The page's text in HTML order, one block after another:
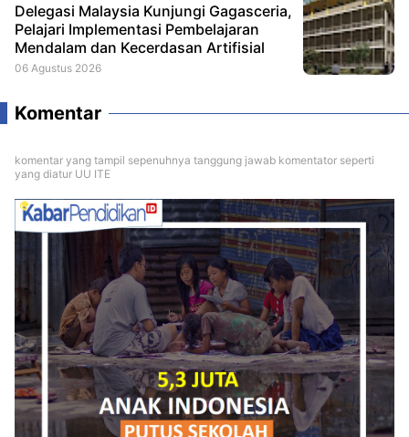
Delegasi Malaysia Kunjungi Gagasceria,
Pelajari Implementasi Pembelajaran
Mendalam dan Kecerdasan Artifisial
06 Agustus 2026
Komentar
komentar yang tampil sepenuhnya tanggung jawab komentator seperti
yang diatur UU ITE